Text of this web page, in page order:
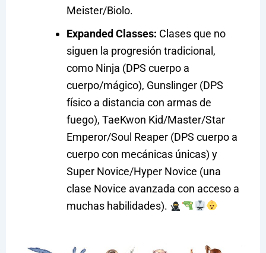
Meister/Biolo.
Expanded Classes: Clases que no
siguen la progresión tradicional,
como Ninja (DPS cuerpo a
cuerpo/mágico), Gunslinger (DPS
físico a distancia con armas de
fuego), TaeKwon Kid/Master/Star
Emperor/Soul Reaper (DPS cuerpo a
cuerpo con mecánicas únicas) y
Super Novice/Hyper Novice (una
clase Novice avanzada con acceso a
muchas habilidades).